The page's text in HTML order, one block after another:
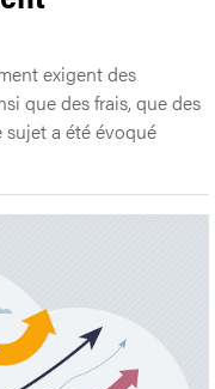
exigent des
que des frais, que des
a été évoqué